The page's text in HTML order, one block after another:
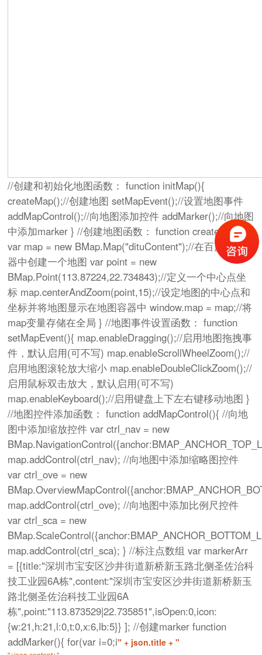
//创建和初始化地图函数： function initMap(){
createMap();//创建地图 setMapEvent();//设置地图事件
addMapControl();//向地图添加控件 addMarker();//向地图
中添加marker } //创建地图函数： function createMap(){
var map = new BMap.Map("dituContent");//在百度地图容
器中创建一个地图 var point = new
BMap.Point(113.87224,22.734843);//定义一个中心点坐
标 map.centerAndZoom(point,15);//设定地图的中心点和
坐标并将地图显示在地图容器中 window.map = map;//将
map变量存储在全局 } //地图事件设置函数： function
setMapEvent(){ map.enableDragging();//启用地图拖拽事
件，默认启用(可不写) map.enableScrollWheelZoom();//
启用地图滚轮放大缩小 map.enableDoubleClickZoom();//
启用鼠标双击放大，默认启用(可不写)
map.enableKeyboard();//启用键盘上下左右键移动地图 }
//地图控件添加函数： function addMapControl(){ //向地
图中添加缩放控件 var ctrl_nav = new
map.addControl(ctrl_nav); //向地图中添加缩略图控件
var ctrl_ove = new
map.addControl(ctrl_ove); //向地图中添加比例尺控件
var ctrl_sca = new
map.addControl(ctrl_sca); } //标注点数组 var markerArr
= [{title:"深圳市宝安区沙井街道新桥新玉路北侧圣佐治科
技工业园6A栋",content:"深圳市宝安区沙井街道新桥新玉
路北侧圣佐治科技工业园6A
栋",point:"113.873529|22.735851",isOpen:0,icon:
{w:21,h:21,l:0,t:0,x:6,lb:5}} ]; //创建marker function
addMarker(){ for(var i=0;i" + json.title + "